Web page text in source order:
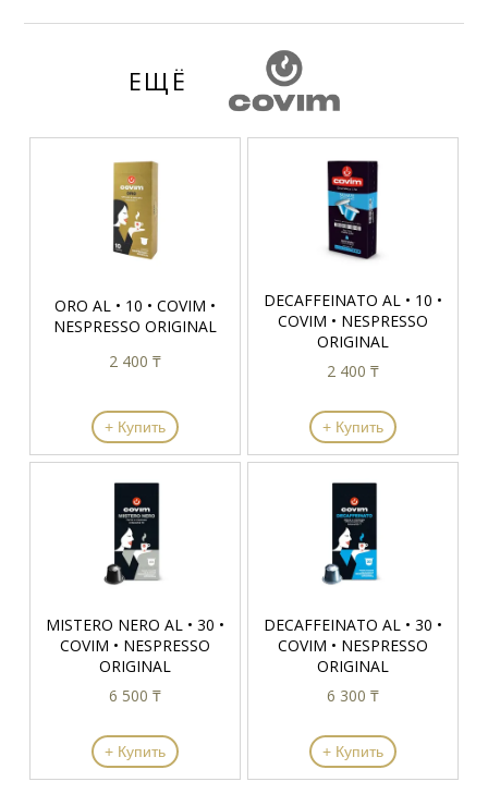
ЕЩЁ
ORO AL • 10 • COVIM •
NESPRESSO ORIGINAL
2 400 ₸
+ Купить
DECAFFEINATO AL • 10 •
COVIM • NESPRESSO
ORIGINAL
2 400 ₸
+ Купить
MISTERO NERO AL • 30 •
COVIM • NESPRESSO
ORIGINAL
6 500 ₸
+ Купить
DECAFFEINATO AL • 30 •
COVIM • NESPRESSO
ORIGINAL
6 300 ₸
+ Купить